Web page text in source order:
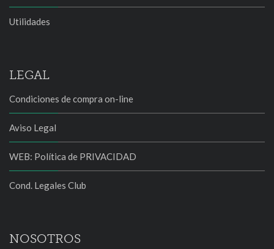
Utilidades
LEGAL
Condiciones de compra on-line
Aviso Legal
WEB: Política de PRIVACIDAD
Cond. Legales Club
NOSOTROS